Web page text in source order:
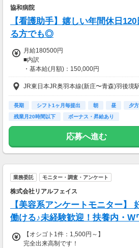
協和病院
【看護助手】嬉しい年間休日
る方でも◎
月給180500円
■内訳
・基本給(月額)：150,000円
・資格手当15,500円
・処遇改善手当15,000円
■別途支給手当
・夜勤手当1回4,200円 ※回数分支給
・扶養手当
一部支給
JR東日本JR奥羽本線(新庄〜青森)羽後境
長期 シフト1ヶ月毎提出 朝 昼 夕方
残業月20時間以下
ボーナス・昇給あり
応募へ進む
業務委託 モニター・調査・アンケート
株式会社リアルフェイス
【美容系アンケートモニター】
働ける♪未経験歓迎！扶養内・
【オシゴト1件：1,500円～】
完全出来高制です！